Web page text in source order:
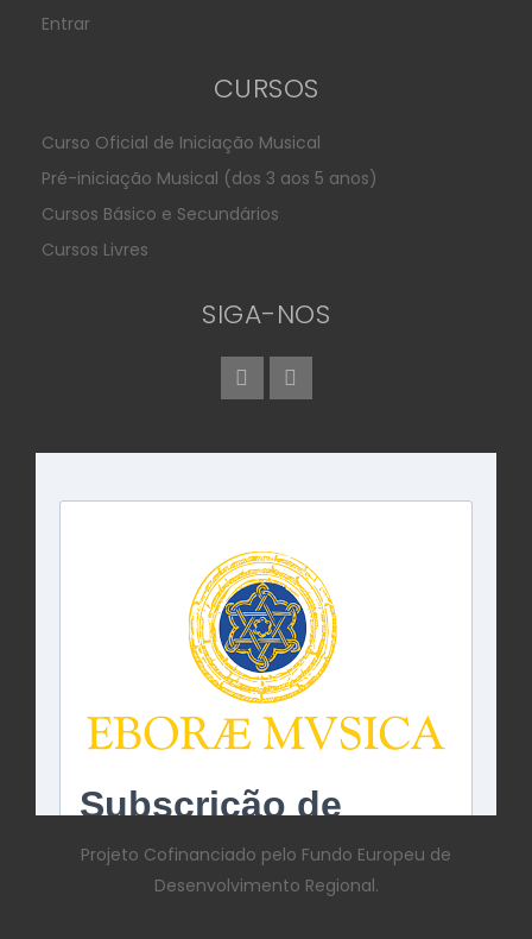
Entrar
CURSOS
Curso Oficial de Iniciação Musical
Pré-iniciação Musical (dos 3 aos 5 anos)
Cursos Básico e Secundários
Cursos Livres
SIGA-NOS
Projeto Cofinanciado pelo Fundo Europeu de
Desenvolvimento Regional.